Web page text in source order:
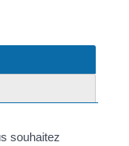
souhaitez